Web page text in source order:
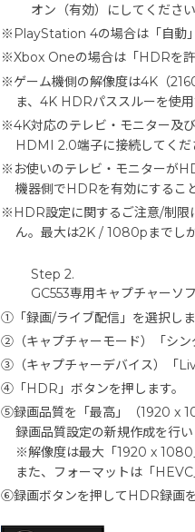
オン（有効）にしてください
※PlayStation 4の場合は「自動」
※Xbox Oneの場合は「HDRを許
※ゲーム機側の解像度は4K（
ま、4K HDRパススルーを使用
※4K対応のテレビ・モニター及
HDMI 2.0端子に接続してくだ
※お使いのテレビ・モニターが
機器側でHDRを有効にするこ
※HDR設定に関するご注意/制限
ん。最大は2K / 1080pまでし
Step 2.
GC553専用キャプチャーソ
①「録画/ライブ配信」を選択しま
②（キャプチャーモード）「シン
③（キャプチャーデバイス）「
④「HDR」ボタンを押します。
⑤録画品質を「最高」（1920 x
録画品質設定の新規作成を行
※解像度は最大「1920 x 1080
また、フォーマットは「
⑥録画ボタンを押してHDR録画を